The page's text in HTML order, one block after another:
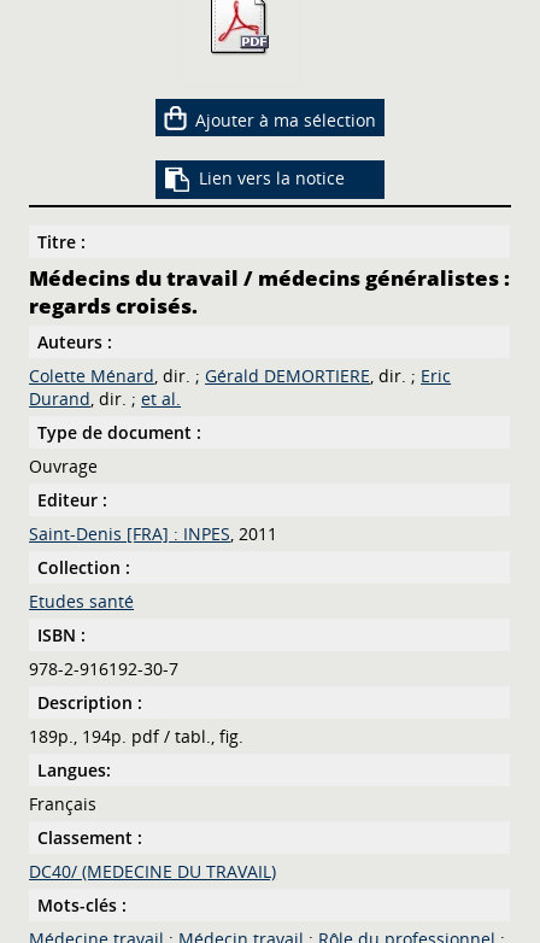
Ajouter à ma sélection
Lien vers la notice
Titre :
Médecins du travail / médecins généralistes :
regards croisés.
Auteurs :
Colette Ménard
, dir. ;Gérald DEMORTIERE , dir. ; Eric
Durand
, dir. ;et al.
Type de document :
Ouvrage
Editeur :
Saint-Denis [FRA] : INPES, 2011
Collection :
Etudes santé
ISBN :
978-2-916192-30-7
Description :
189p., 194p. pdf / tabl., fig.
Langues:
Français
Classement :
DC40/ (MEDECINE DU TRAVAIL)
Mots-clés :